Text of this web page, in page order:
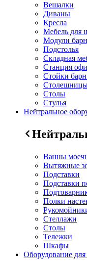
Вешалки
Диваны
Кресла
Мебель для
Модули
Подстолья
Складная
Станция
Стойки
Столы
Стулья
Нейтральное
Ванны
Вытяжные
Подставки
Подставки
Полки
Стеллажи
Столы
Тележки
Шкафы
Оборудование для